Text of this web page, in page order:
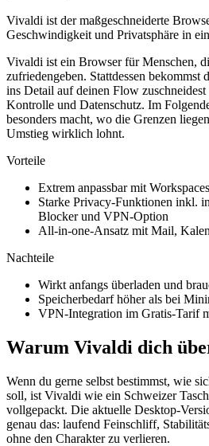
Vivaldi ist der maßgeschneiderte
Geschwindigkeit und Privatsphäre in
Vivaldi ist ein Browser für Menschen,
zufriedengeben. Stattdessen bekommst
ins Detail auf deinen Flow
Kontrolle und Datenschutz. Im
besonders macht, wo die Grenzen
Umstieg wirklich lohnt.
Vorteile
Extrem anpassbar mit
Starke Privacy-Funktionen inkl.
Blocker und VPN-Option
All-in-one-Ansatz mit Mail,
Nachteile
Wirkt anfangs überladen und
Speicherbedarf höher als bei
VPN-Integration im Gratis-Tarif
Warum Vivaldi dich
Wenn du gerne selbst bestimmst, wie
soll, ist Vivaldi wie ein Schweizer
vollgepackt. Die aktuelle Desktop-
genau das: laufend Feinschliff,
ohne den Charakter zu verlieren.